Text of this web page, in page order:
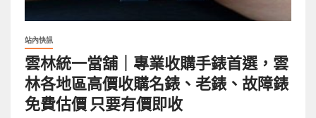
站內快訊
雲林統一當舖｜專業收購手錶首選，雲
林各地區高價收購名錶、老錶、故障錶
免費估價 只要有價即收